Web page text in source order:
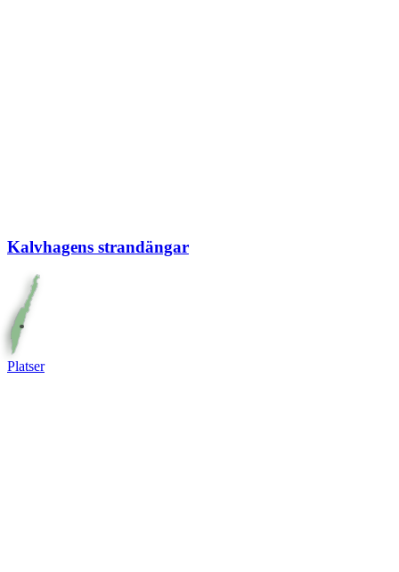
Kalvhagens strandängar
Platser